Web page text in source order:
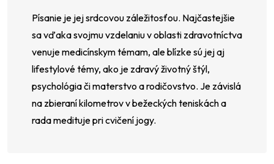
Písanie je jej srdcovou záležitosťou. Najčastejšie
sa vďaka svojmu vzdelaniu v oblasti zdravotníctva
venuje medicínskym témam, ale blízke sú jej aj
lifestylové témy, ako je zdravý životný štýl,
psychológia či materstvo a rodičovstvo. Je závislá
na zbieraní kilometrov v bežeckých teniskách a
rada medituje pri cvičení jogy.